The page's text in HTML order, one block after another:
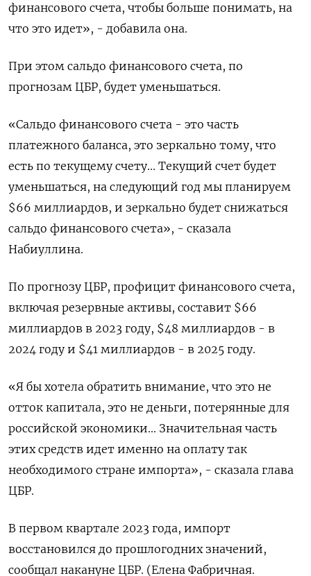
финансового счета, чтобы больше понимать, на
что это идет», - добавила она.
При этом сальдо финансового счета, по
прогнозам ЦБР, будет уменьшаться.
«Сальдо финансового счета - это часть
платежного баланса, это зеркально тому, что
есть по текущему счету... Текущий счет будет
уменьшаться, на следующий год мы планируем
$66 миллиардов, и зеркально будет снижаться
сальдо финансового счета», - сказала
Набиуллина.
По прогнозу ЦБР, профицит финансового счета,
включая резервные активы, составит $66
миллиардов в 2023 году, $48 миллиардов - в
2024 году и $41 миллиардов - в 2025 году.
«Я бы хотела обратить внимание, что это не
отток капитала, это не деньги, потерянные для
российской экономики... Значительная часть
этих средств идет именно на оплату так
необходимого стране импорта», - сказала глава
ЦБР.
В первом квартале 2023 года, импорт
восстановился до прошлогодних значений,
сообщал накануне ЦБР. (Елена Фабричная.